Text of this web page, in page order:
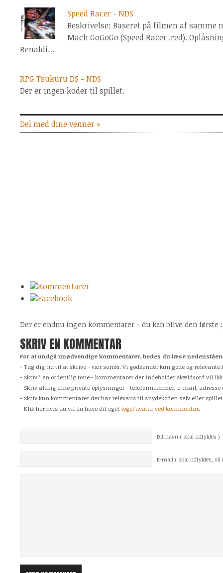
Speed Racer - NDS
Beskrivelse: Baseret på filmen af samme
Mach GoGoGo (Speed Racer .red).
Renaldi…
RPG Tsukuru DS - NDS
Der er ingen koder til spillet.
Del med dine venner »
Kommentarer
Facebook
Der er endnu ingen kommentarer - du kan blive den første
SKRIV EN KOMMENTAR
For at undgå unødvendige kommentarer, bedes du læse
- Tag dig tid til at skrive - vær seriøs. Vi godkender kun gode og
- Skriv i en ordentlig tone - kommentarer der indeholder skældsord vil
- Skriv aldrig dine private oplysninger - telefonnummer, e-mail, adresse
- Skriv kun kommentarer der har relevans til snydekoden selv eller
- Klik her hvis du vil du have dit eget logo/avatar ved kommentar.
Dit navn ( skal udfyldes )
E-mail ( skal udfyldes, vil